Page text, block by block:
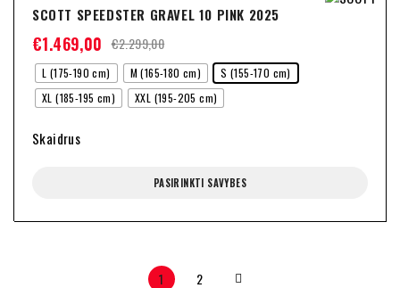
SCOTT SPEEDSTER GRAVEL 10 PINK 2025
€2.299,00
€1.469,00
L (175-190 cm) M (165-180 cm)
S (155-170 cm)
XL (185-195 cm)
XXL (195-205 cm)
Skaidrus
PASIRINKTI SAVYBES
1 2